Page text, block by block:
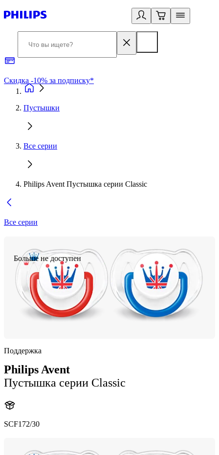
Скидка -10% за подписку*
Пустышки
Все серии
Philips Avent Пустышка серии Classic
Все серии
Больше не доступен
Поддержка
Philips Avent
Пустышка серии Classic
SCF172/30